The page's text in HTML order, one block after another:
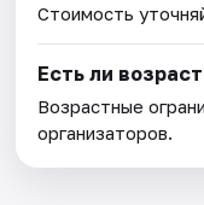
Стоимость
Есть ли
Возрастные
организаторов.